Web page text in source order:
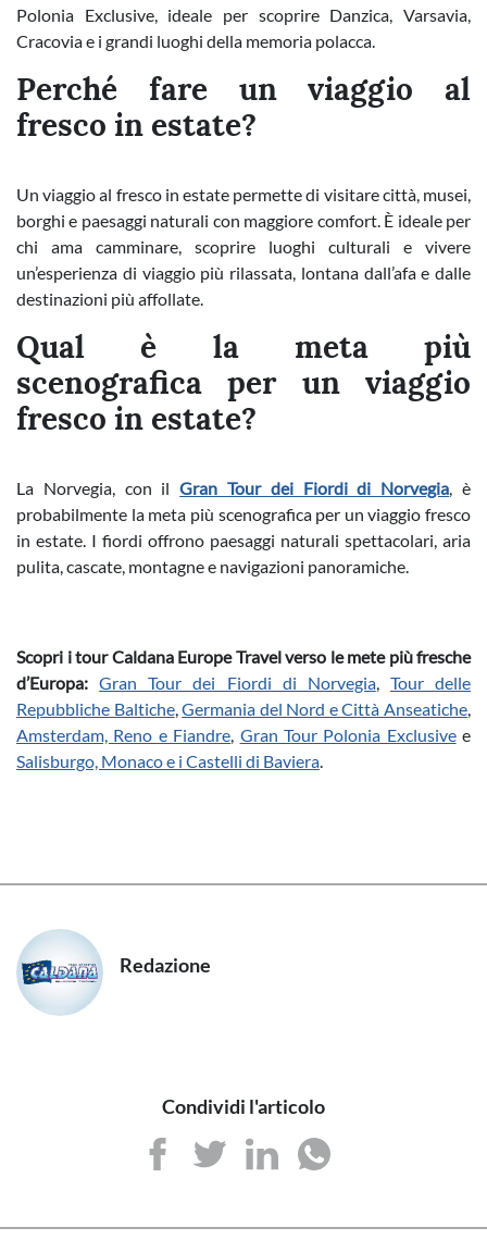
Polonia Exclusive, ideale per scoprire Danzica, Varsavia,
Cracovia e i grandi luoghi della memoria polacca.
Perché fare un viaggio al
fresco in estate?
Un viaggio al fresco in estate permette di visitare città, musei,
borghi e paesaggi naturali con maggiore comfort. È ideale per
chi ama camminare, scoprire luoghi culturali e vivere
un’esperienza di viaggio più rilassata, lontana dall’afa e dalle
destinazioni più affollate.
Qual è la meta più
scenografica per un viaggio
fresco in estate?
La Norvegia, con ilGran Tour dei Fiordi di Norvegia, è
probabilmente la meta più scenografica per un viaggio fresco
in estate. I fiordi offrono paesaggi naturali spettacolari, aria
pulita, cascate, montagne e navigazioni panoramiche.
Scopri i tour Caldana Europe Travel verso le mete più fresche
d’Europa: Gran Tour dei Fiordi di Norvegia, Tour delle
Repubbliche Baltiche,Germania del Nord e Città Anseatiche,
Amsterdam, Reno e Fiandre, Gran Tour Polonia Exclusivee
Salisburgo, Monaco e i Castelli di Baviera.
Redazione
Condividi l'articolo